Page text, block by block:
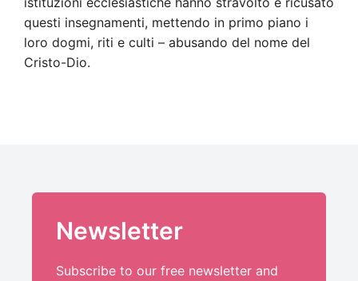
questi insegnamenti, mettendo in primo piano i
loro dogmi, riti e culti – abusando del nome del
Cristo-Dio.
Newsletter
Subscribe to our free newsletter and